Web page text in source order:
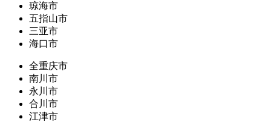
琼海市
五指山市
三亚市
海口市
全重庆市
南川市
永川市
合川市
江津市